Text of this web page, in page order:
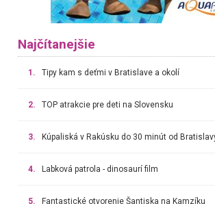
Najčítanejšie
1. Tipy kam s deťmi v Bratislave a okolí
2. TOP atrakcie pre deti na Slovensku
3. Kúpaliská v Rakúsku do 30 minút od
4. Labková patrola - dinosaurí film
5. Fantastické otvorenie Šantiska na Kamzíku